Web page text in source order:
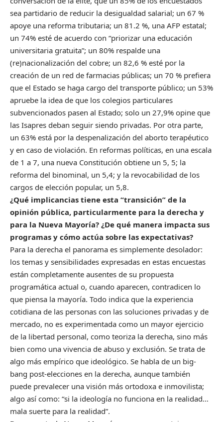
sea partidario de reducir la desigualdad salarial; un 67 %
apoye una reforma tributaria; un 81.2 %, una AFP estatal;
un 74% esté de acuerdo con “priorizar una educación
universitaria gratuita”; un 80% respalde una
(re)nacionalización del cobre; un 82,6 % esté por la
creación de un red de farmacias públicas; un 70 % prefiera
que el Estado se haga cargo del transporte público; un 53%
apruebe la idea de que los colegios particulares
subvencionados pasen al Estado; solo un 27,9% opine que
las Isapres deban seguir siendo privadas. Por otra parte,
un 63% está por la despenalización del aborto terapéutico
y en caso de violación. En reformas políticas, en una escala
de 1 a 7, una nueva Constitución obtiene un 5, 5; la
reforma del binominal, un 5,4; y la revocabilidad de los
cargos de elección popular, un 5,8.
¿Qué implicancias tiene esta “transición” de la
opinión pública, particularmente para la derecha y
para la Nueva Mayoría? ¿De qué manera impacta sus
programas y cómo actúa sobre las expectativas?
Para la derecha el panorama es simplemente desolador:
los temas y sensibilidades expresadas en estas encuestas
están completamente ausentes de su propuesta
programática actual o, cuando aparecen, contradicen lo
que piensa la mayoría. Todo indica que la experiencia
cotidiana de las personas con las soluciones privadas y de
mercado, no es experimentada como un mayor ejercicio
de la libertad personal, como teoriza la derecha, sino más
bien como una vivencia de abuso y exclusión. Se trata de
algo más empírico que ideológico. Se habla de un big-
bang post-elecciones en la derecha, aunque también
puede prevalecer una visión más ortodoxa e inmovilista;
algo así como: “si la ideología no funciona en la realidad…
mala suerte para la realidad”.